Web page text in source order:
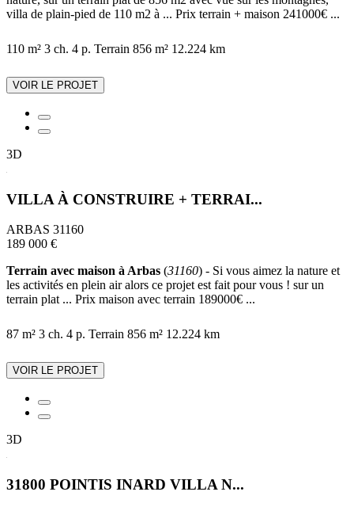
villa de plain-pied de 110 m2 à ... Prix terrain + maison 241000€ ...
110 m² 3 ch. 4 p. Terrain 856 m² 12.224 km
VOIR LE PROJET
3D
VILLA À CONSTRUIRE + TERRAI...
ARBAS 31160
189 000 €
Terrain avec maison à Arbas (31160) - Si vous aimez la nature et
les activités en plein air alors ce projet est fait pour vous ! sur un
terrain plat ... Prix maison avec terrain 189000€ ...
87 m² 3 ch. 4 p. Terrain 856 m² 12.224 km
VOIR LE PROJET
3D
31800 POINTIS INARD VILLA N...